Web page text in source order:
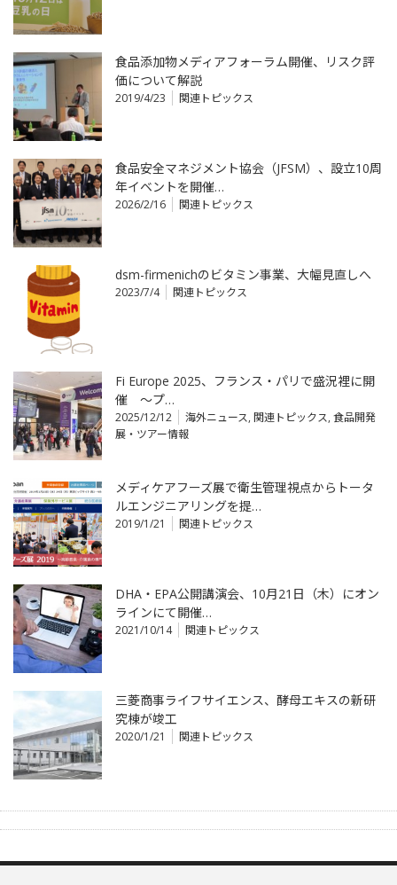
食品添加物メディアフォーラム開催、リスク評
価について解説
2019/4/23 関連トピックス
食品安全マネジメント協会（JFSM）、設立10周
年イベントを開催…
2026/2/16 関連トピックス
dsm-firmenichのビタミン事業、大幅見直しへ
2023/7/4 関連トピックス
Fi Europe 2025、フランス・パリで盛況裡に開
催 ～プ…
2025/12/12 海外ニュース, 関連トピックス, 食品開発
展・ツアー情報
メディケアフーズ展で衛生管理視点からトータ
ルエンジニアリングを提…
2019/1/21 関連トピックス
DHA・EPA公開講演会、10月21日（木）にオン
ラインにて開催…
2021/10/14 関連トピックス
三菱商事ライフサイエンス、酵母エキスの新研
究棟が竣工
2020/1/21 関連トピックス